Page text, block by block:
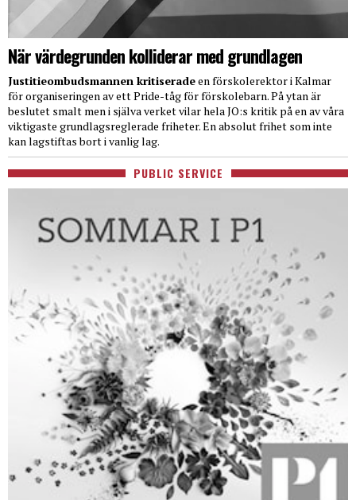
När värdegrunden kolliderar med grundlagen
Justitieombudsmannen kritiseradeen förskolerektor i Kalmar
för organiseringen av ett Pride-tåg för förskolebarn. På ytan är
beslutet smalt men i själva verket vilar hela JO:s kritik på en av våra
viktigaste grundlagsreglerade friheter. En absolut frihet som inte
kan lagstiftas bort i vanlig lag.
PUBLIC SERVICE